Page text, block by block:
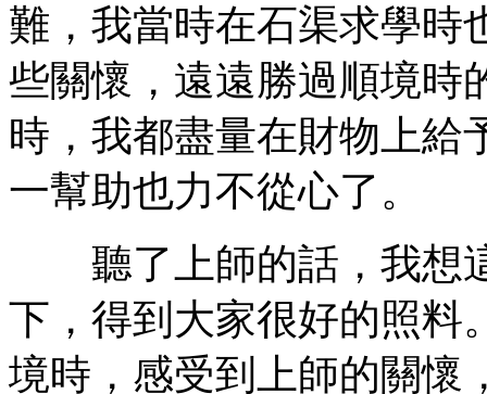
難，我當時在石渠求學時
些關懷，遠遠勝過順境時
時，我都盡量在財物上給
一幫助也力不從心了。
聽了上師的話，我想
下，得到大家很好的照料
境時，感受到上師的關懷